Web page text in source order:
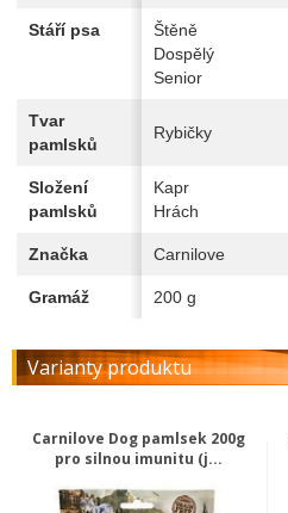
Stáří psa
Štěně
Dospělý
Senior
Tvar
pamlsků
Rybičky
Složení
pamlsků
Kapr
Hrách
Značka Carnilove
Gramáž 200 g
Varianty produktu
Carnilove Dog pamlsek 200g
pro silnou imunitu (j...